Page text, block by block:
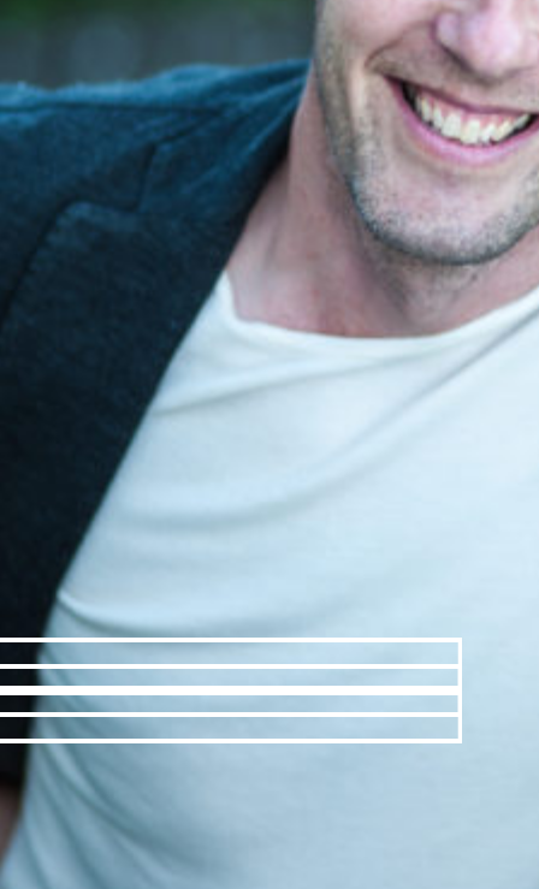
2022 LÄNGE LEVE BONUSFAMILJEN / FLX / regi
Felix Herngren
FIKTIV GRANSKNING - En grävande
historia / regi Jimmy Olsson
2022 SOMMAREN MED SLÄKTEN / Art & Bob
2021 AGATHA CHRISTIES HJERSON / B-Reel
2021 BONUSFAMILJEN / SVT
2021 MER PANIK I TOMTEVERKSTAN / SVT/
Fredde Granberg, Thomas Claesson
2020 FULLT HUS / regi Leif Lindblom
2018 DEN INRE CIRKELN / Viaplay / regi Håkan
2018 BONUSFAMILJEN / SVT / regi Felix
Herngren
2018 BECK - Ditt eget blod / regi Mårten
Klingberg
2017 FALLET / SVT / regi Simen Alsvik, Jon
Holmberg
2017 REBECKA MARTINSSON / TV4 / regi
Fredrik Edfeldt
2017 BONUSFAMILJEN / SVT / regi Felix
Herngren
2016 BECK - Sista dagen / Cmore / Filmlance /